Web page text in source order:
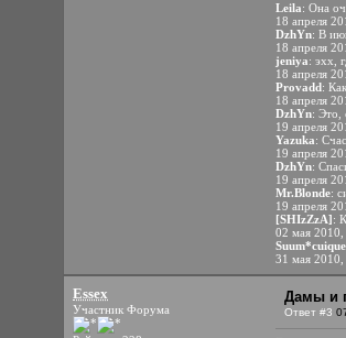
Leila: Она
18 апреля
DzhYn: В
18 апреля
jeniya: эхх,
18 апреля
Provadd:
18 апреля
DzhYn: Это,
19 апреля
Yazuka:
19 апреля
DzhYn:
19 апреля
Mr.Blonde:
19 апреля
[SHIzZzA]:
02 мая
Suum*cuique
31 мая
Essex
Участник Форума
Дамы и
Ответ #3